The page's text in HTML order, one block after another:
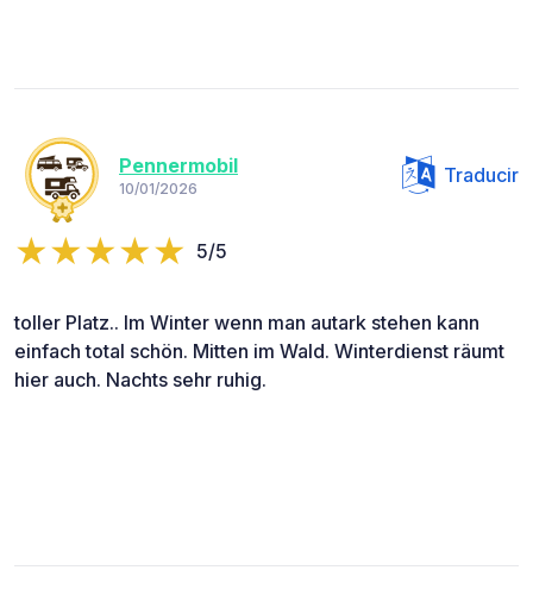
Pennermobil
10/01/2026
Traducir
5/5
toller Platz.. Im Winter wenn man autark stehen kann
einfach total schön. Mitten im Wald. Winterdienst räumt
hier auch. Nachts sehr ruhig.